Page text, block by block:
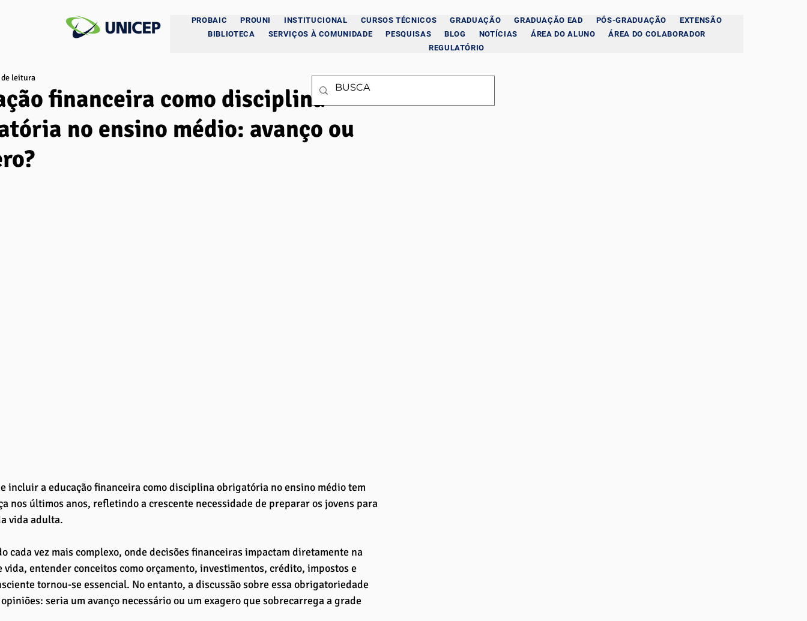
PROBAIC PROUNI INSTITUCIONAL CURSOS TÉCNICOS GRADUAÇÃO GRADUAÇÃO EAD PÓS-GRADUAÇÃO
EXTENSÃO
BIBLIOTECA
SERVIÇOS À COMUNIDADE PESQUISAS BLOG NOTÍCIAS ÁREA DO ALUNO
ÁREA DO COLABORADOR
REGULATÓRIO
financeira como disciplina
no ensino médio: avanço ou
leitura
incluir a educação financeira como disciplina obrigatória no ensino médio tem
nos últimos anos, refletindo a crescente necessidade de preparar os jovens para
vida adulta.
cada vez mais complexo, onde decisões financeiras impactam diretamente na
vida, entender conceitos como orçamento, investimentos, crédito, impostos e
tornou-se essencial. No entanto, a discussão sobre essa obrigatoriedade
seria um avanço necessário ou um exagero que sobrecarrega a grade